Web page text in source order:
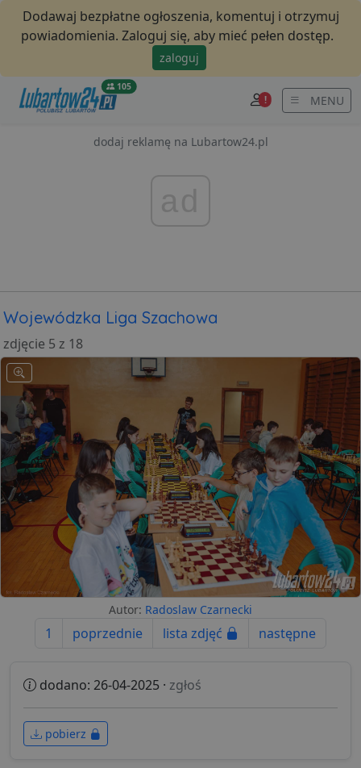
Dodawaj bezpłatne ogłoszenia, komentuj i otrzymuj
powiadomienia. Zaloguj się, aby mieć pełen dostęp.
zaloguj
105
! MENU
dodaj reklamę na Lubartow24.pl
Wojewódzka Liga Szachowa
zdjęcie 5 z 18
Autor: Radoslaw Czarnecki
1 poprzednie lista zdjęć następne
dodano: 26-04-2025 · zgłoś
pobierz